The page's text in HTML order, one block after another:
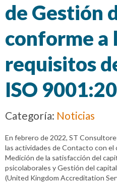
de Gestión
conforme a
requisitos
ISO
Categoría: Noticias
En febrero de 2022, ST
las actividades de Contacto con el
Medición de la satisfacción del
psicolaborales y Gestión del
(United Kingdom Accreditation